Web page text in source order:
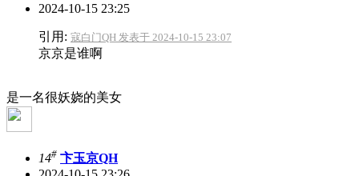
2024-10-15 23:25
引用: 寇白门QH 发表于 2024-10-15 23:07
京京是谁啊
是一名很妖娆的美女
14# 卞玉京QH